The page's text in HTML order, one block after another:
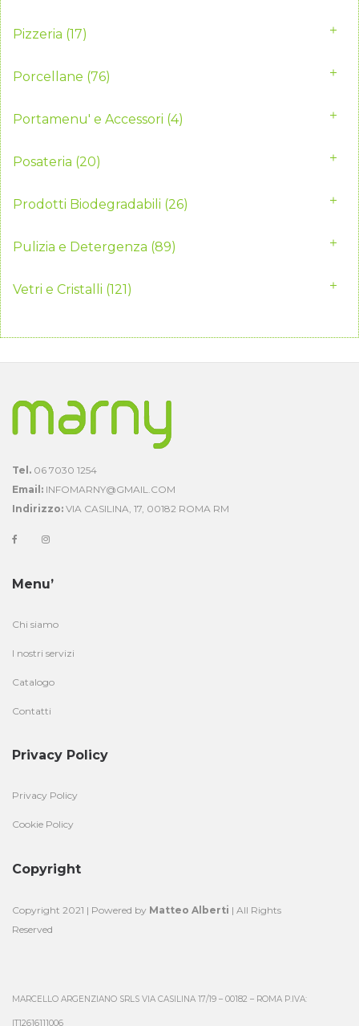
Pizzeria (17)
Porcellane (76)
Portamenu' e Accessori (4)
Posateria (20)
Prodotti Biodegradabili (26)
Pulizia e Detergenza (89)
Vetri e Cristalli (121)
Tel. 06 7030 1254
Email: INFOMARNY@GMAIL.COM
Indirizzo: VIA CASILINA, 17, 00182 ROMA RM
Menu’
Chi siamo
I nostri servizi
Catalogo
Contatti
Privacy Policy
Privacy Policy
Cookie Policy
Copyright
Copyright 2021 | Powered by Matteo Alberti | All Rights
Reserved
MARCELLO ARGENZIANO SRLS VIA CASILINA 17/19 – 00182 – ROMA P.IVA:
IT12616111006